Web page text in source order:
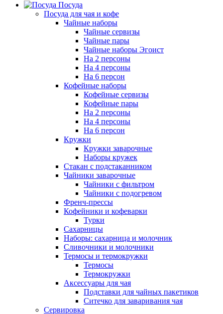
Посуда
Посуда для чая и кофе
Чайные наборы
Чайные сервизы
Чайные пары
Чайные наборы Эгоист
На 2 персоны
На 4 персоны
На 6 персон
Кофейные наборы
Кофейные сервизы
Кофейные пары
На 2 персоны
На 4 персоны
На 6 персон
Кружки
Кружки заварочные
Наборы кружек
Стакан с подстаканником
Чайники заварочные
Чайники с фильтром
Чайники с подогревом
Френч-прессы
Кофейники и кофеварки
Турки
Сахарницы
Наборы: сахарница и молочник
Сливочники и молочники
Термосы и термокружки
Термосы
Термокружки
Аксессуары для чая
Подставки для чайных пакетиков
Ситечко для заваривания чая
Сервировка